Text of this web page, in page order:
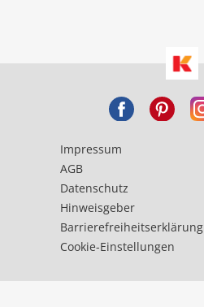
Impressum
AGB
Datenschutz
Hinweisgeber
Barrierefreiheitserklärung
Cookie-Einstellungen